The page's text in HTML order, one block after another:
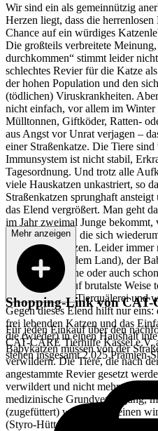
Wir sind ein als gemeinnützig
Herzen liegt, dass die
Chance auf ein würdiges
Die großteils verbreitete
durchkommen“ stimmt leider
schlechtes Revier für die Katze
der hohen Population und den
(tödlichen) Viruskrankheiten.
nicht einfach, vor allem im Winter
Mülltonnen, Giftköder, Ratten-
aus Angst vor Unrat verjagen –
einer Straßenkatze. Die Tiere
Immunsystem ist nicht stabil,
Tagesordnung. Und trotz alle
viele Hauskatzen unkastriert, so
Straßenkatzen sprunghaft
das Elend vergrößert. Man geht
im Jahr zweimal Junge
Tiere überleben, die sich
weiter fortpflanzen. Leider
(besonders auf dem Land), der
man neugeborene oder auch
Katzenkinder auf brutalste
Ertränken) sind Tierquälerei und
Gegen dieses Elend hilft nur eins:
frei lebenden Katzen und das
die (wieder) in einen Haushalt
Babykatzen müssen von der
verwildern. Die Tiere, die nach
angestammte Revier gesetzt
verwildert und nicht mehr zu
medizinische Grundversorgung,
(zugefüttert) werden und einen
(Styro-Hütten).
Mehr anzeigen
Shopping-Link vonCAT-
Für jeden Einkauf über den
CAT-CARE Tierhilfe Kassel e.V.
stehen insgesamt 2.025 Prämien-